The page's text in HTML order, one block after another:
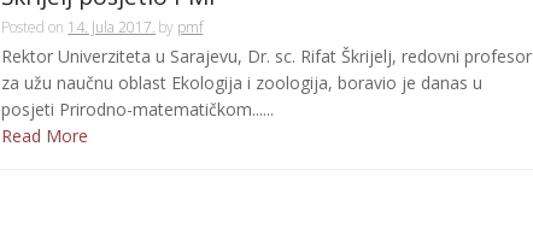
Posted on 14. Jula 2017. by pmf
Rektor Univerziteta u Sarajevu, Dr. sc. Rifat Škrijelj, redovni profesor
za užu naučnu oblast Ekologija i zoologija, boravio je danas u
posjeti Prirodno-matematičkom......
Read More